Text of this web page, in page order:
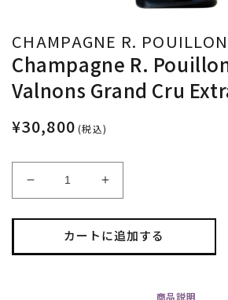
CHAMPAGNE R.
Champagne R.
Valnons Grand Cru
¥30,800 (税込)
Champagne
R.
Pouillon
&amp;
Fils
Champagne
R.
Pouillon
&amp;
Fils
カートに追加する
商品説明